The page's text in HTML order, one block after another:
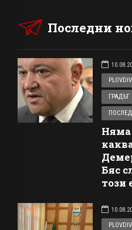
Последни
ГРАДЪТ
Няма
Бяс
този